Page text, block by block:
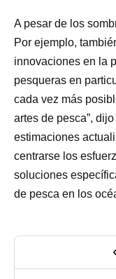
A pesar de los
Por ejemplo,
innovaciones en la
pesqueras en
cada vez más
artes de pesca”,
estimaciones
centrarse los
soluciones
de pesca en los